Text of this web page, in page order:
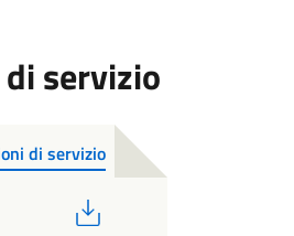
servizio
di servizio